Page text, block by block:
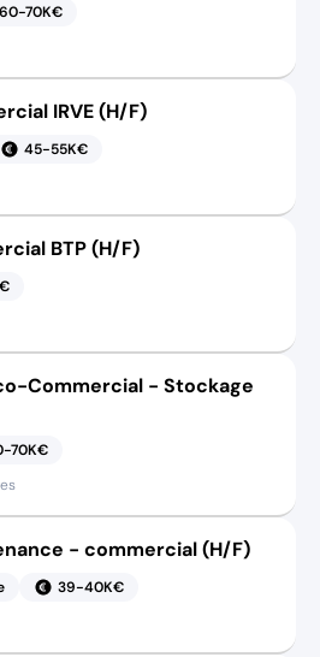
60-70K€
IRVE (H/F)
45-55K€
BTP (H/F)
Commercial - Stockage
70K€
- commercial (H/F)
39-40K€